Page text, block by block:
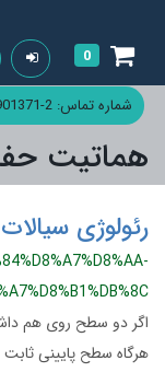
0
شماره تماس: 2-22901371-021
هماتیت
رئولوژی
اگر دو سطح روی هم
هرگاه سطح پایینی